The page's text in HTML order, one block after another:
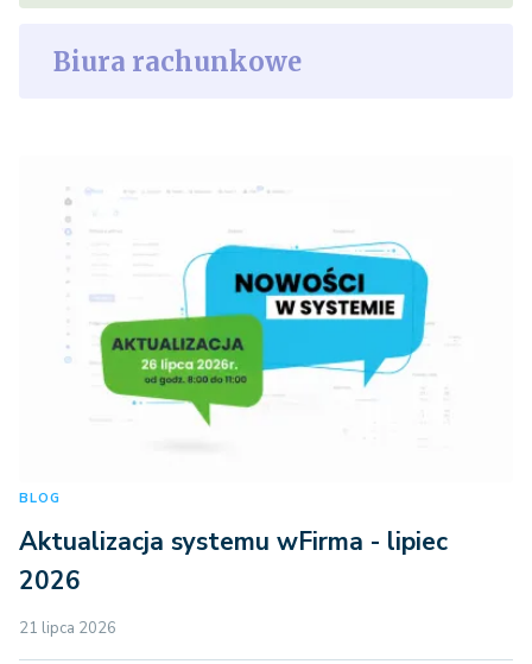
Biura rachunkowe
BLOG
Aktualizacja systemu wFirma - lipiec
2026
21 lipca 2026